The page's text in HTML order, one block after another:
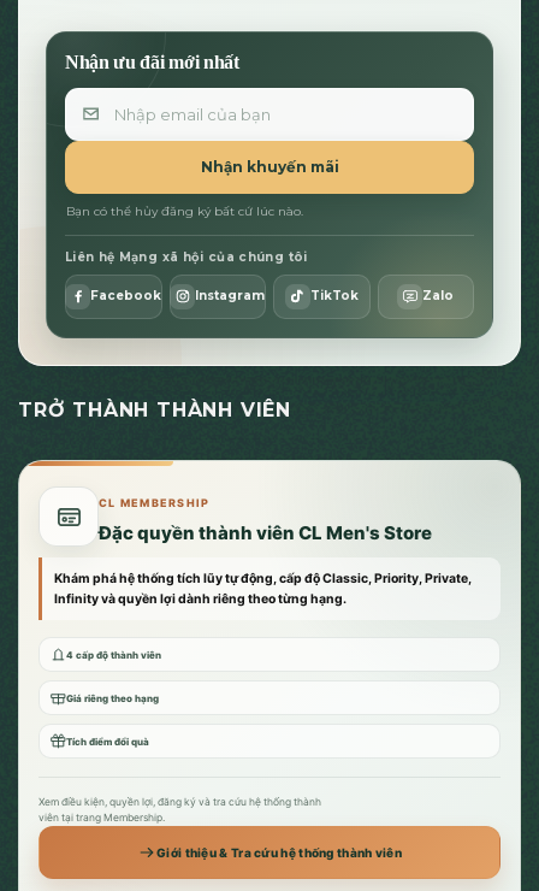
Nhận ưu đãi mới nhất
Email
Nhận khuyến mãi
Bạn có thể hủy đăng ký bất cứ lúc nào.
Liên hệ Mạng xã hội của chúng tôi
Facebook Instagram TikTok Zalo
TRỞ THÀNH THÀNH VIÊN
CL MEMBERSHIP
Đặc quyền thành viên CL Men's Store
Khám phá hệ thống tích lũy tự động, cấp độ Classic, Priority, Private,
Infinity và quyền lợi dành riêng theo từng hạng.
4 cấp độ thành viên
Giá riêng theo hạng
Tích điểm đổi quà
Xem điều kiện, quyền lợi, đăng ký và tra cứu hệ thống thành
viên tại trang Membership.
Giới thiệu & Tra cứu hệ thống thành viên